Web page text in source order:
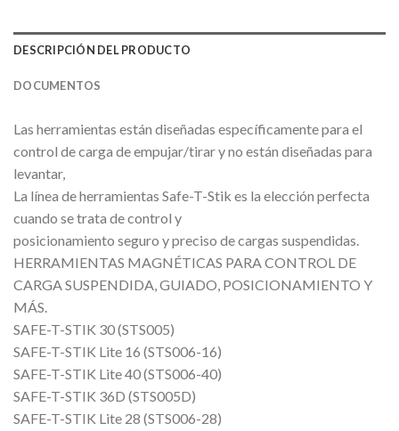
DESCRIPCIÓN DEL PRODUCTO
DOCUMENTOS
Las herramientas están diseñadas específicamente para el
control de carga de empujar/tirar y no están diseñadas para
levantar,
La línea de herramientas Safe-T-Stik es la elección perfecta
cuando se trata de control y
posicionamiento seguro y preciso de cargas suspendidas.
HERRAMIENTAS MAGNÉTICAS PARA CONTROL DE
CARGA SUSPENDIDA, GUIADO, POSICIONAMIENTO Y
MÁS.
SAFE-T-STIK 30 (STS005)
SAFE-T-STIK Lite 16 (STS006-16)
SAFE-T-STIK Lite 40 (STS006-40)
SAFE-T-STIK 36D (STS005D)
SAFE-T-STIK Lite 28 (STS006-28)